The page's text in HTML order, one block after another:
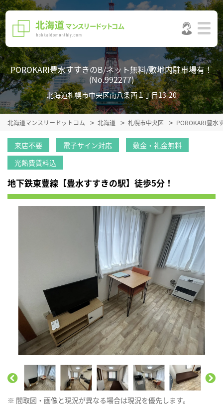
POROKARI豊水すすきのB/ネット無料/敷地内駐車場有！
(No.992277)
北海道札幌市中央区南八条西１丁目13-20
北海道マンスリードットコム 北海道 札幌市中央区 POROKARI豊水
来店不要 電子サイン対応
敷金・礼金無料
光熱費賃料込
地下鉄東豊線【豊水すすきの駅】徒歩5分！
※ 間取図・画像と現況が異なる場合は現況を優先します。